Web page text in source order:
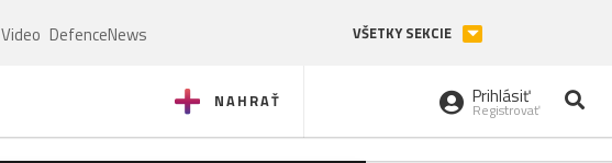
Video DefenceNews VŠETKY SEKCIE
NAHRAŤ Prihlásiť
Registrovať